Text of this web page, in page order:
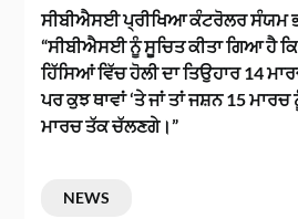
ਸੀਬੀਐਸਈ ਪ੍ਰੀਖਿਆ ਕੰਟਰੋਲਰ ਸੰਯਮ
“ਸੀਬੀਐਸਈ ਨੂੰ ਸੂਚਿਤ ਕੀਤਾ ਗਿਆ ਹੈ
ਹਿੱਸਿਆਂ ਵਿੱਚ ਹੋਲੀ ਦਾ ਤਿਉਹਾਰ 14
ਪਰ ਕੁਝ ਥਾਵਾਂ ‘ਤੇ ਜਾਂ ਤਾਂ ਜਸ਼ਨ 15
ਮਾਰਚ ਤੱਕ ਚੱਲਣਗੇ।”
NEWS